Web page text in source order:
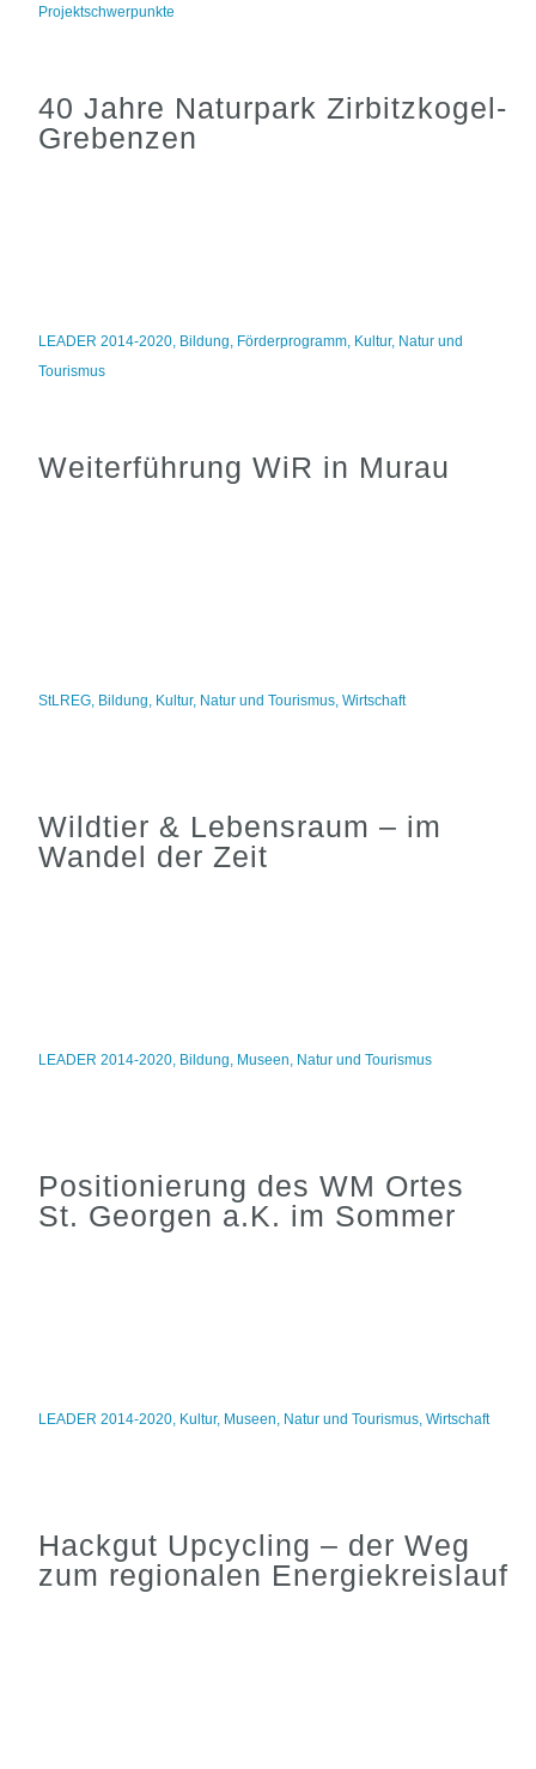
Projektschwerpunkte
40 Jahre Naturpark Zirbitzkogel-
Grebenzen
LEADER 2014-2020, Bildung, Förderprogramm, Kultur, Natur und
Tourismus
Weiterführung WiR in Murau
StLREG, Bildung, Kultur, Natur und Tourismus,Wirtschaft
Wildtier & Lebensraum – im
Wandel der Zeit
LEADER 2014-2020, Bildung, Museen, Natur und Tourismus
Positionierung des WM Ortes
St. Georgen a.K. im Sommer
LEADER 2014-2020, Kultur, Museen, Natur und Tourismus,Wirtschaft
Hackgut Upcycling – der Weg
zum regionalen Energiekreislauf